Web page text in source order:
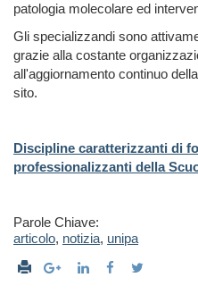
patologia molecolare ed
Gli specializzandi sono
grazie alla costante
all'aggiornamento continuo
sito.
Discipline caratterizzanti di
professionalizzanti della
Parole Chiave:
articolo, notizia, unipa